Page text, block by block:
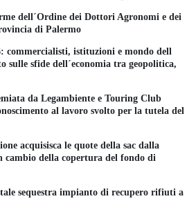
dell´Ordine dei Dottori Agronomi e dei
di Palermo
commercialisti, istituzioni e mondo dell
sulle sfide dell´economia tra geopolitica,
da Legambiente e Touring Club
al lavoro svolto per la tutela del
acquisisca le quote della sac dalla
cambio della copertura del fondo di
sequestra impianto di recupero rifiuti a